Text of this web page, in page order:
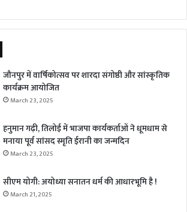
जौनपुर में वार्षिकोत्सव पर शारदा संगोष्ठी और सांस्कृतिक
कार्यक्रम आयोजित
March 23, 2025
हनुमान गढ़ी, तिलोई में भाजपा कार्यकर्ताओं ने धूमधाम से
मनाया पूर्व सांसद स्मृति ईरानी का जन्मदिन
March 23, 2025
सीएम योगी: अयोध्या सनातन धर्म की आधारभूमि है !
March 21, 2025